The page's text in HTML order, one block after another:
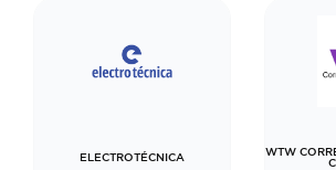
ELECTROTÉCNICA
WTW